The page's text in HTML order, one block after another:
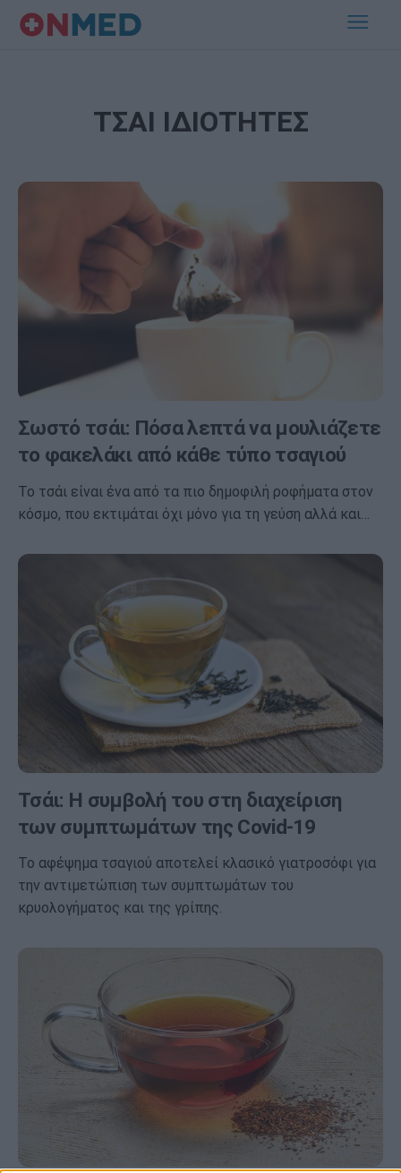
ΤΣΑΙ ΙΔΙΟΤΗΤΕΣ
Σωστό τσάι: Πόσα λεπτά να μουλιάζετε
το φακελάκι από κάθε τύπο τσαγιού
Το τσάι είναι ένα από τα πιο δημοφιλή ροφήματα στον
κόσμο, που εκτιμάται όχι μόνο για τη γεύση αλλά και…
Τσάι: Η συμβολή του στη διαχείριση
των συμπτωμάτων της Covid-19
Το αφέψημα τσαγιού αποτελεί κλασικό γιατροσόφι για
την αντιμετώπιση των συμπτωμάτων του
κρυολογήματος και της γρίπης.